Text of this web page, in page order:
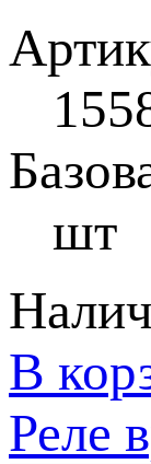
шт
В
Реле